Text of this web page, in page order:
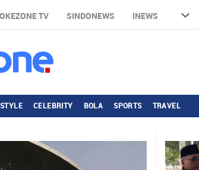
OKEZONE TV SINDONEWS INEWS
CELEBRITY BOLA SPORTS TRAVEL